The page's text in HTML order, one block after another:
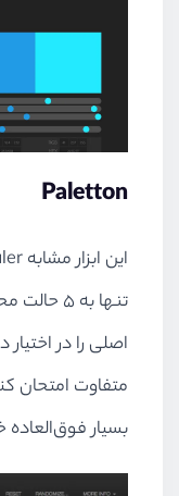
Paletton
تنها به
اصلی را در
متفاوت امتحان
بسیار